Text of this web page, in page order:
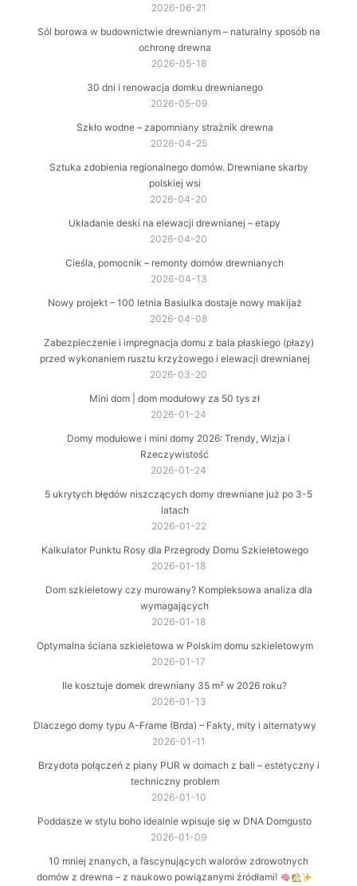
2026-06-21
Sól borowa w budownictwie drewnianym – naturalny sposób na
ochronę drewna
2026-05-18
30 dni i renowacja domku drewnianego
2026-05-09
Szkło wodne – zapomniany strażnik drewna
2026-04-25
Sztuka zdobienia regionalnego domów. Drewniane skarby
polskiej wsi
2026-04-20
Układanie deski na elewacji drewnianej – etapy
2026-04-20
Cieśla, pomocnik – remonty domów drewnianych
2026-04-13
Nowy projekt – 100 letnia Basiulka dostaje nowy makijaż
2026-04-08
Zabezpieczenie i impregnacja domu z bala płaskiego (płazy)
przed wykonaniem rusztu krzyżowego i elewacji drewnianej
2026-03-20
Mini dom | dom modułowy za 50 tys zł
2026-01-24
Domy modułowe i mini domy 2026: Trendy, Wizja i
Rzeczywistość
2026-01-24
5 ukrytych błędów niszczących domy drewniane już po 3-5
latach
2026-01-22
Kalkulator Punktu Rosy dla Przegrody Domu Szkieletowego
2026-01-18
Dom szkieletowy czy murowany? Kompleksowa analiza dla
wymagających
2026-01-18
Optymalna ściana szkieletowa w Polskim domu szkieletowym
2026-01-17
Ile kosztuje domek drewniany 35 m² w 2026 roku?
2026-01-13
Dlaczego domy typu A-Frame (Brda) – Fakty, mity i alternatywy
2026-01-11
Brzydota połączeń z piany PUR w domach z bali – estetyczny i
techniczny problem
2026-01-10
Poddasze w stylu boho idealnie wpisuje się w DNA Domgusto
2026-01-09
10 mniej znanych, a fascynujących walorów zdrowotnych
domów z drewna – z naukowo powiązanymi źródłami!